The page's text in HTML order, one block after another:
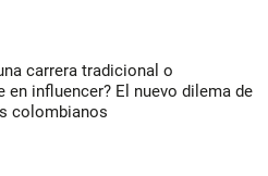
carrera tradicional o
en influencer? El nuevo dilema de
colombianos